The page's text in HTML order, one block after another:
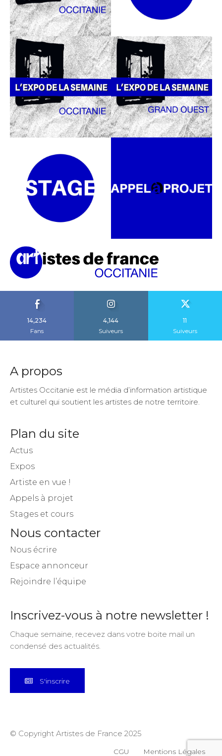
14,234
Fans
4,144
Suiveurs
11
Suiveurs
A propos
Artistes Occitanie est le média d’information artistique
et culturel qui soutient les artistes de notre territoire.
Plan du site
Actus
Expos
Artiste en vue !
Appels à projet
Stages et cours
Nous contacter
Nous écrire
Espace annonceur
Rejoindre l’équipe
Inscrivez-vous à notre newsletter !
Chaque semaine, recevez dans votre boite mail un
condensé des actualités.
S'inscrire
© Copyright Artistes de France 2025
CGU Mentions Légales